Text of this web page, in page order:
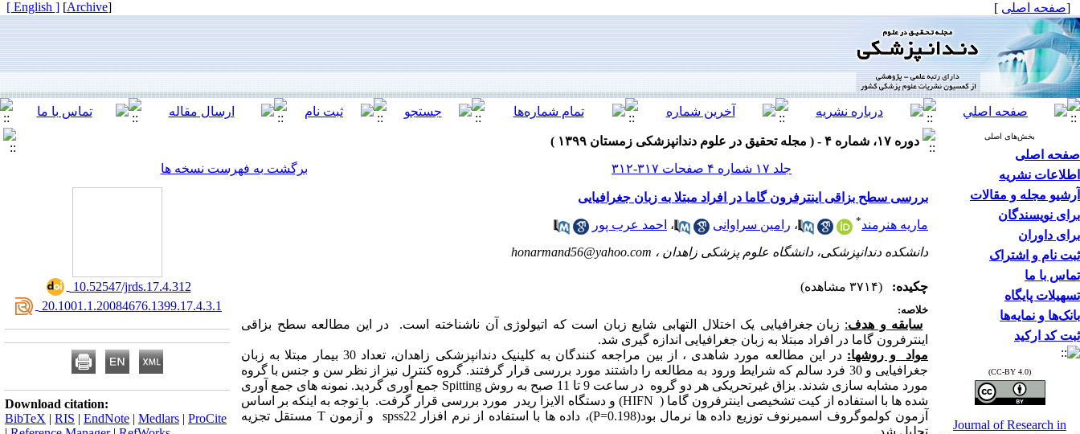
[صفحه اصلی ]
[
Archive
]
[ English ]
بخش‌های اصلی
صفحه اصلی
اطلاعات نشریه
آرشیو مجله و مقالات
برای نویسندگان
برای داوران
ثبت نام و اشتراک
تماس با ما
تسهیلات پایگاه
بانک‌ها و نمایه‌ها
ثبت کد ارکید
(CC-BY 4.0)
Journal of Research in
دوره ۱۷، شماره ۴ - ( مجله تحقیق در علوم دندانپزشکی زمستان ۱۳۹۹ )
جلد ۱۷ شماره ۴ صفحات ۳۱۷-۳۱۲
برگشت به فهرست نسخه ها
بررسی سطح بزاقی اینترفرون گاما در افراد مبتلا به زبان جغرافیایی
ماریه هنرمند* ، رامین سراوانی ، احمد عرب پور
دانشکده دندانپزشکی، دانشگاه علوم پزشکی زاهدان ، honarmand56@yahoo.com
چکیده: (۳۷۱۴ مشاهده)
خلاصه:
سابقه و هدف: زبان جغرافیایی یک اختلال التهابی شایع زبان است که اتیولوژی آن ناشناخته است. در این مطالعه سطح بزاقی
اینترفرون گاما در افراد مبتلا به زبان جغرافیایی اندازه گیری شد.
موا د و روشها:
در این مطالعه مورد شاهدی ، از بین مراجعه کنندگان به کلینیک دندانپزشکی زاهدان، تعداد 30 بیمار مبتلا به زبان
جغرافیایی و 30 فرد سالم که شرایط ورود به مطالعه را داشتند مورد بررسی قرار گرفتند. گروه کنترل نیز از نظر سن و جنس با گروه
مورد مشابه سازی شدند. بزاق غیرتحریکی هر دو گروه در ساعت 9 تا 11 صبح به روش
Spitting جمع آوری گردید. نمونه های جمع آوری
شده ها با استفاده از کیت تشخیصی اینترفرون گاما ( HIFN) و دستگاه الایزا ریدر مورد بررسی قرار گرفت. با توجه به اینکه بر اساس
آزمون کولموگروف اسمیرنوف توزیع داده ها نرمال بود(P=0.198)، داده ها با استفاده از نرم افزار spss22 و آزمونT مستقل تجزیه
تحلیل شد.
‎ 10.52547/jrds.17.4.312
‎ 20.1001.1.20084676.1399.17.4.3.1
Download citation:
BibTeX | RIS | EndNote | Medlars | ProCite